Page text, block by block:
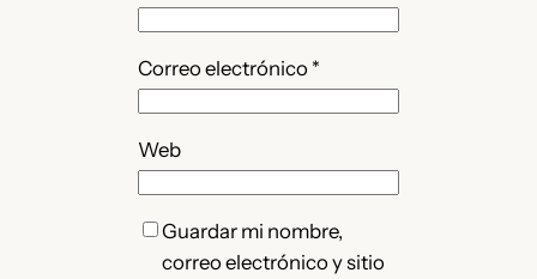
Correo electrónico *
Web
Guardar mi nombre,
correo electrónico y sitio